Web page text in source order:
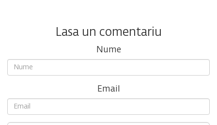
Lasa un comentariu
Nume
Email